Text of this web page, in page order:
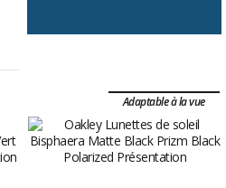
Adaptable à la vue